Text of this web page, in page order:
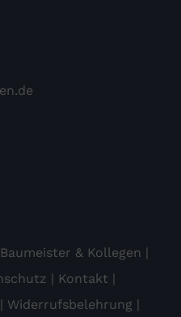
& Kollegen |
| Kontakt |
| Widerrufsbelehrung |